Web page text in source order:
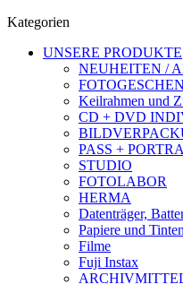
Kategorien
UNSERE PRODUKTE
NEUHEITEN /
Keilrahmen und
CD + DVD
PASS +
STUDIO
FOTOLABOR
HERMA
Datenträger,
Papiere und
Filme
Fuji Instax